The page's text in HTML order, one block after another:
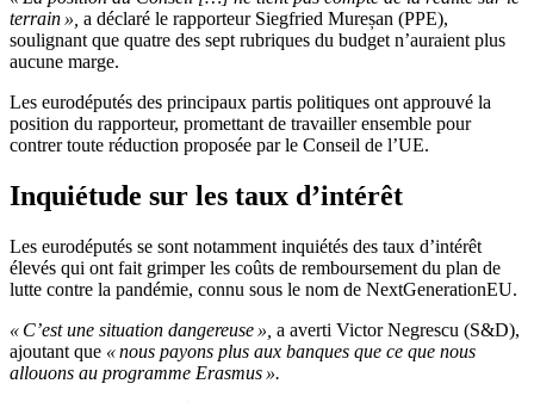
terrain », a déclaré le rapporteur Siegfried Mureșan (PPE),
soulignant que quatre des sept rubriques du budget n’auraient plus
aucune marge.
Les eurodéputés des principaux partis politiques ont approuvé la
position du rapporteur, promettant de travailler ensemble pour
contrer toute réduction proposée par le Conseil de l’UE.
Inquiétude sur les taux d’intérêt
Les eurodéputés se sont notamment inquiétés des taux d’intérêt
élevés qui ont fait grimper les coûts de remboursement du plan de
lutte contre la pandémie, connu sous le nom de NextGenerationEU.
« C’est une situation dangereuse », a averti Victor Negrescu (S&D),
ajoutant que « nous payons plus aux banques que ce que nous
allouons au programme Erasmus ».